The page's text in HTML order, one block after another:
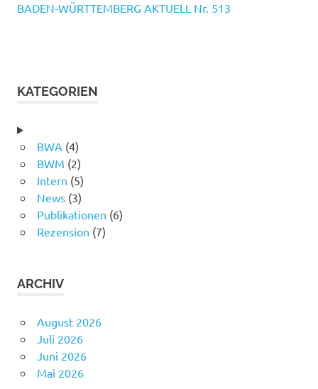
BADEN-WÜRTTEMBERG AKTUELL Nr. 513
KATEGORIEN
BWA (4)
BWM (2)
Intern (5)
News(3)
Publikationen (6)
Rezension (7)
ARCHIV
August 2026
Juli 2026
Juni 2026
Mai 2026